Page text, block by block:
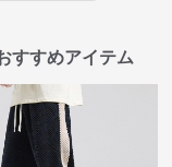
すすめアイテム